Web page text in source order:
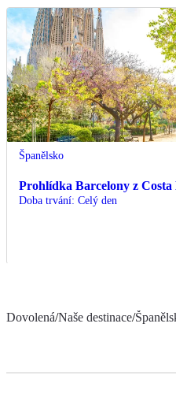
Španělsko
Prohlídka Barcelony z Costa
Doba trvání: Celý den
Dovolená/Naše destinace/